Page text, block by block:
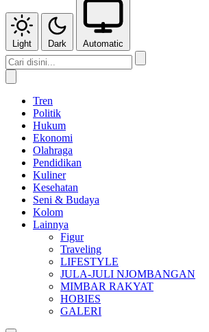
Light Dark Automatic
Tren
Politik
Hukum
Ekonomi
Olahraga
Pendidikan
Kuliner
Kesehatan
Seni & Budaya
Kolom
Lainnya
Figur
Traveling
LIFESTYLE
JULA-JULI NJOMBANGAN
MIMBAR RAKYAT
HOBIES
GALERI